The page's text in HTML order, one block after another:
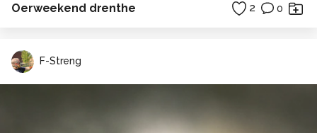
Oerweekend drenthe 2 0
F-Streng